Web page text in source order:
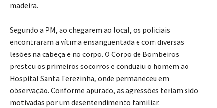
madeira.
Segundo a PM, ao chegarem ao local, os policiais
encontraram a vítima ensanguentada e com diversas
lesões na cabeça e no corpo. O Corpo de Bombeiros
prestou os primeiros socorros e conduziu o homem ao
Hospital Santa Terezinha, onde permaneceu em
observação. Conforme apurado, as agressões teriam sido
motivadas por um desentendimento familiar.